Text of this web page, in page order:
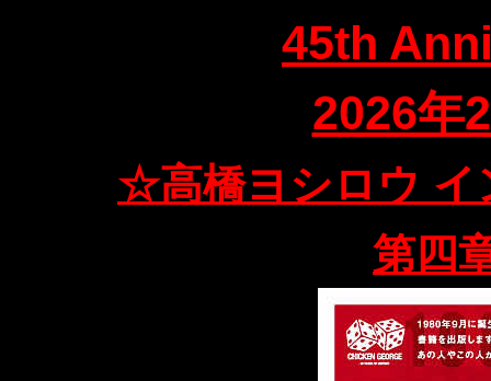
45th
2026年
☆高橋ヨシロウ イ
第四